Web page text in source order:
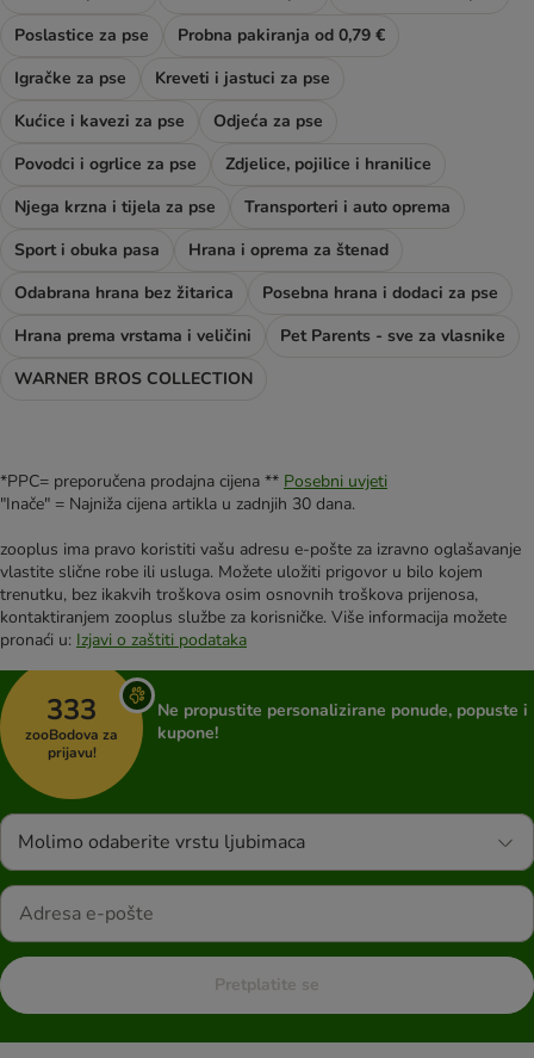
Poslastice za pse
Probna pakiranja od 0,79 €
Igračke za pse
Kreveti i jastuci za pse
Kućice i kavezi za pse
Odjeća za pse
Povodci i ogrlice za pse
Zdjelice, pojilice i hranilice
Njega krzna i tijela za pse
Transporteri i auto oprema
Sport i obuka pasa
Hrana i oprema za štenad
Odabrana hrana bez žitarica
Posebna hrana i dodaci za pse
Hrana prema vrstama i veličini
Pet Parents - sve za vlasnike
WARNER BROS COLLECTION
*PPC= preporučena prodajna cijena ** Posebni uvjeti
"Inače" = Najniža cijena artikla u zadnjih 30 dana.
zooplus ima pravo koristiti vašu adresu e-pošte za izravno oglašavanje
vlastite slične robe ili usluga. Možete uložiti prigovor u bilo kojem
trenutku, bez ikakvih troškova osim osnovnih troškova prijenosa,
kontaktiranjem zooplus službe za korisničke. Više informacija možete
pronaći u: Izjavi o zaštiti podataka
333
zooBodova za
prijavu!
Ne propustite personalizirane ponude, popuste i
kupone!
Molimo odaberite vrstu ljubimaca
Pretplatite se